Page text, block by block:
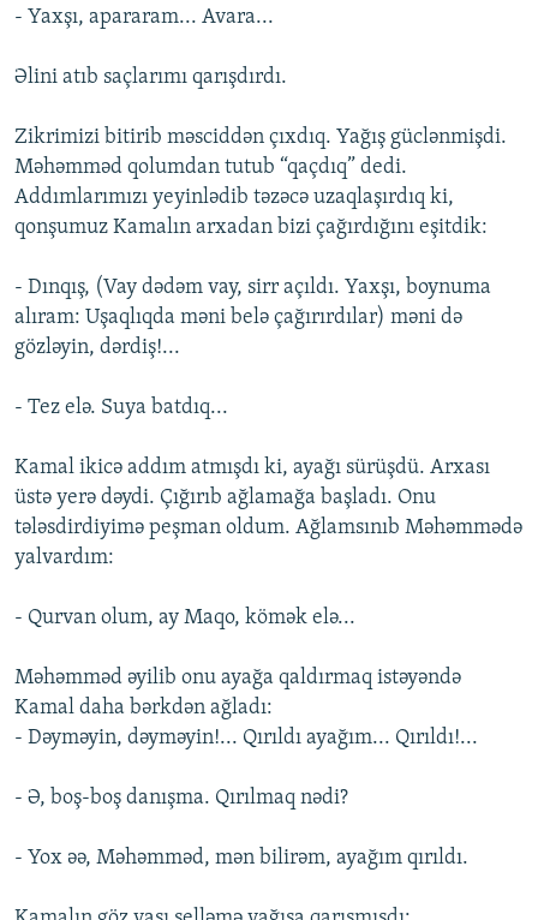
- Yaxşı, apararam... Avara...
Əlini atıb saçlarımı qarışdırdı.
Zikrimizi bitirib məsciddən çıxdıq. Yağış güclənmişdi.
Məhəmməd qolumdan tutub “qaçdıq” dedi.
Addımlarımızı yeyinlədib təzəcə uzaqlaşırdıq ki,
qonşumuz Kamalın arxadan bizi çağırdığını eşitdik:
- Dınqış, (Vay dədəm vay, sirr açıldı. Yaxşı, boynuma
alıram: Uşaqlıqda məni belə çağırırdılar) məni də
gözləyin, dərdiş!...
- Tez elə. Suya batdıq...
Kamal ikicə addım atmışdı ki, ayağı sürüşdü. Arxası
üstə yerə dəydi. Çığırıb ağlamağa başladı. Onu
tələsdirdiyimə peşman oldum. Ağlamsınıb Məhəmmədə
yalvardım:
- Qurvan olum, ay Maqo, kömək elə...
Məhəmməd əyilib onu ayağa qaldırmaq istəyəndə
Kamal daha bərkdən ağladı:
- Dəyməyin, dəyməyin!... Qırıldı ayağım... Qırıldı!...
- Ə, boş-boş danışma. Qırılmaq nədi?
- Yox əə, Məhəmməd, mən bilirəm, ayağım qırıldı.